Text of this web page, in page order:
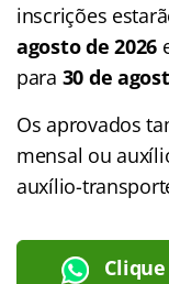
inscrições
agosto de 2026
para 30 de
Os aprovados
mensal ou
auxílio-